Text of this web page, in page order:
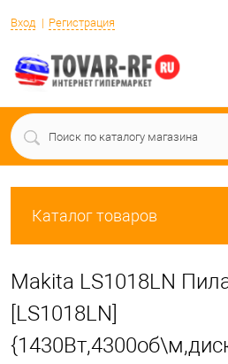
Вход Регистрация
Каталог товаров
Makita LS1018LN
[LS1018LN]